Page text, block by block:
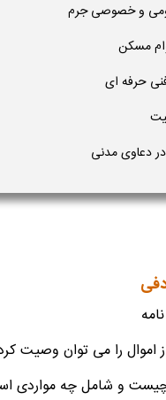
و خصوصی جرم
مسکن
حرفه ای
دعاوی مدنی
اموال را می توان وصیت
چیست و شامل چه مواردی